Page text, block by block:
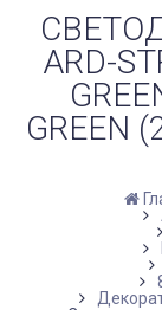
ARD-
GREEN